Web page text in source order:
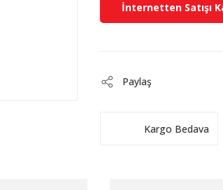
İnternetten Satışı
Paylaş
Kargo Bedava